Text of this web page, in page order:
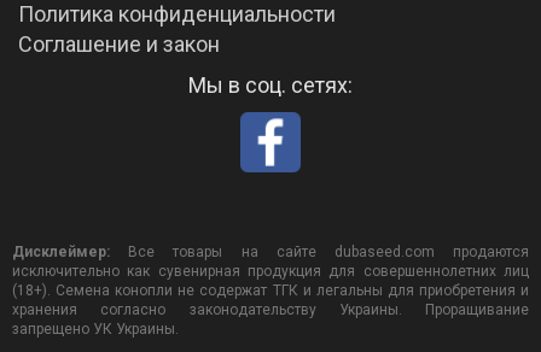
Политика конфиденциальности
Соглашение и закон
Мы в соц. сетях:
Дисклеймер: Все товары на сайте dubaseed.com продаются
исключительно как сувенирная продукция для совершеннолетних лиц
(18+). Семена конопли не содержат ТГК и легальны для приобретения и
хранения согласно законодательству Украины. Проращивание
запрещено УК Украины.